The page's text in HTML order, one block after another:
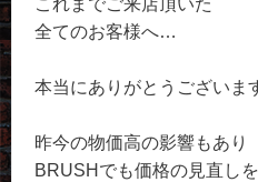
これまでご来店頂いた
全てのお客様へ…
本当にありがとうございま
昨今の物価高の影響もあり
BRUSHでも価格の見直し